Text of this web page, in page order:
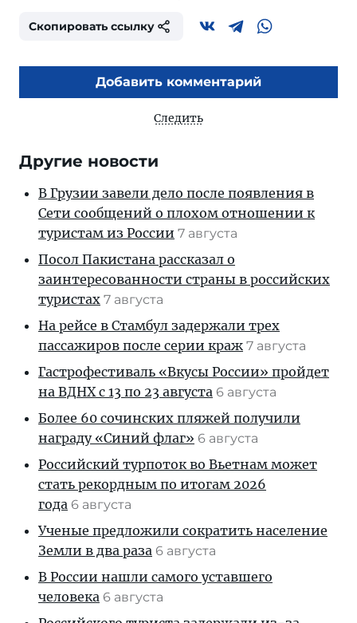
Скопировать ссылку
Добавить комментарий
Следить
Другие новости
В Грузии завели дело после появления в
Сети сообщений о плохом отношении к
туристам из России 7 августа
Посол Пакистана рассказал о
заинтересованности страны в российских
туристах 7 августа
На рейсе в Стамбул задержали трех
пассажиров после серии краж 7 августа
Гастрофестиваль «Вкусы России» пройдет
на ВДНХ с 13 по 23 августа 6 августа
Более 60 сочинских пляжей получили
награду «Синий флаг» 6 августа
Российский турпоток во Вьетнам может
стать рекордным по итогам 2026
года 6 августа
Ученые предложили сократить население
Земли в два раза 6 августа
В России нашли самого уставшего
человека 6 августа